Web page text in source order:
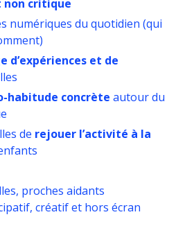
non critique
numériques du quotidien (qui
d’expériences et de
habitude concrète autour du
de rejouer l’activité à la
proches aidants
créatif et hors écran